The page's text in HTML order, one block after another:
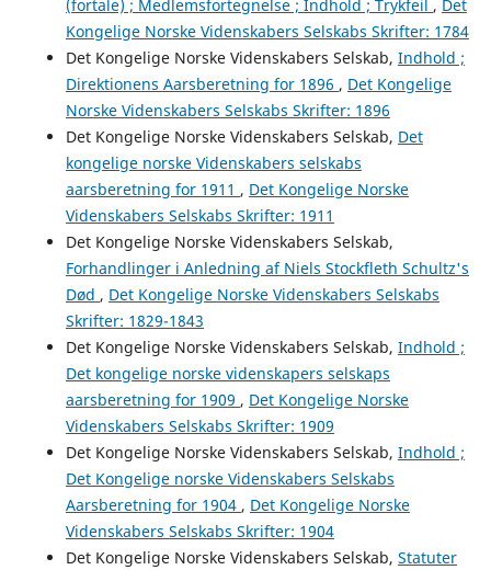
(fortale) ; Medlemsfortegnelse ; Indhold ; Trykfeil , Det
Kongelige Norske Videnskabers Selskabs Skrifter: 1784
Det Kongelige Norske Videnskabers Selskab, Indhold ;
Direktionens Aarsberetning for 1896 , Det Kongelige
Norske Videnskabers Selskabs Skrifter: 1896
Det Kongelige Norske Videnskabers Selskab, Det
kongelige norske Videnskabers selskabs
aarsberetning for 1911 , Det Kongelige Norske
Videnskabers Selskabs Skrifter: 1911
Det Kongelige Norske Videnskabers Selskab,
Forhandlinger i Anledning af Niels Stockfleth Schultz's
Død , Det Kongelige Norske Videnskabers Selskabs
Skrifter: 1829-1843
Det Kongelige Norske Videnskabers Selskab, Indhold ;
Det kongelige norske videnskapers selskaps
aarsberetning for 1909 , Det Kongelige Norske
Videnskabers Selskabs Skrifter: 1909
Det Kongelige Norske Videnskabers Selskab, Indhold ;
Det Kongelige norske Videnskabers Selskabs
Aarsberetning for 1904 , Det Kongelige Norske
Videnskabers Selskabs Skrifter: 1904
Det Kongelige Norske Videnskabers Selskab, Statuter